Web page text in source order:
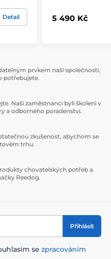
Detail 5 490 Kč
prvkem naší společnosti,
potřebujete.
Naši zaměstnanci byli školeni v
a odborného poradenství.
zkušenost, abychom se
trhu.
chovatelských potřeb a
Reedog.
Přihlásit
se zpracováním